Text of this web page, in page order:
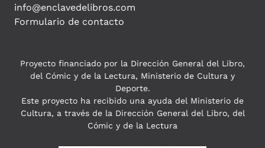
info@enclavedelibros.com
Formulario de contacto
Proyecto financiado por la Dirección General del Libro,
del Cómic y de la Lectura, Ministerio de Cultura y
Deporte.
Este proyecto ha recibido una ayuda del Ministerio de
Cultura, a través de la Dirección General del Libro, del
Cómic y de la Lectura